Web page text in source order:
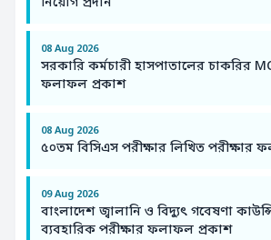
08 Aug 2026
সরকারি কর্মচারী হাসপাতালের চাকরির
ফলাফল প্রকাশ
08 Aug 2026
৫০তম বিসিএস পরীক্ষার লিখিত পরীক্ষার
09 Aug 2026
বাংলাদেশ জ্বালানি ও বিদ্যুৎ গবেষণা
ব্যবহারিক পরীক্ষার ফলাফল প্রকাশ